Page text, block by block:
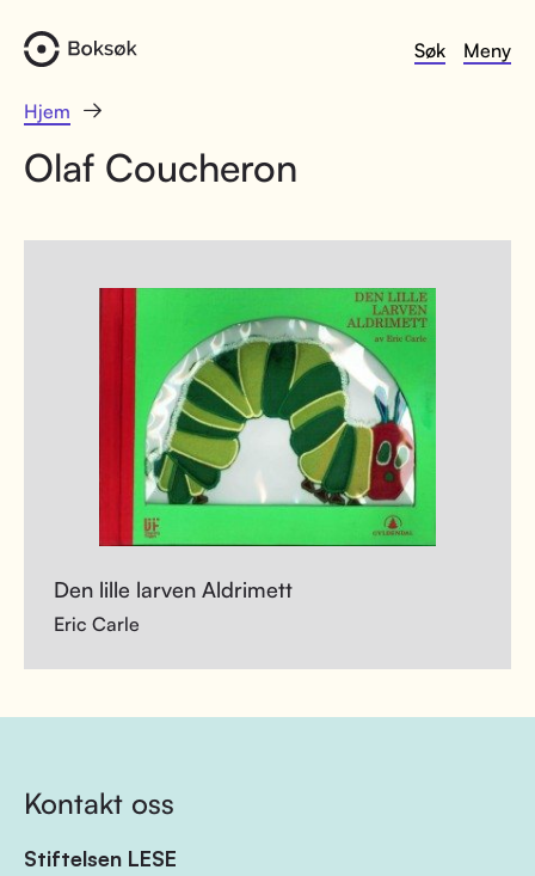
Søk Meny
Hjem
Olaf Coucheron
Den lille larven Aldrimett
Eric Carle
Kontakt oss
Stiftelsen LESE